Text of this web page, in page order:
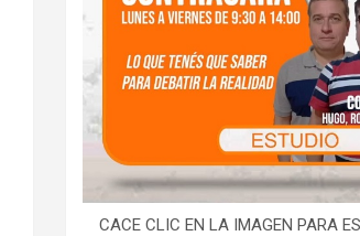
CACE CLIC EN LA IMAGEN PARA